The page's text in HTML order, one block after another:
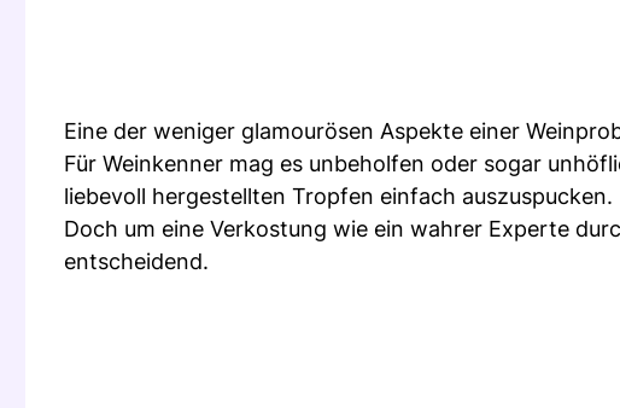
Eine der weniger glamourösen Aspekte einer
Für Weinkenner mag es unbeholfen oder sogar
liebevoll hergestellten Tropfen einfach auszuspucken.
Doch um eine Verkostung wie ein wahrer Experte
entscheidend.